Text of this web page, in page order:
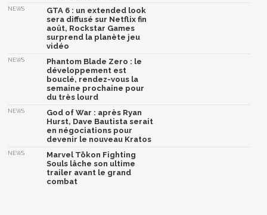
NEWS
GTA 6 : un extended look
sera diffusé sur Netflix fin
août, Rockstar Games
surprend la planète jeu
vidéo
NEWS
Phantom Blade Zero : le
développement est
bouclé, rendez-vous la
semaine prochaine pour
du très lourd
NEWS
God of War : après Ryan
Hurst, Dave Bautista serait
en négociations pour
devenir le nouveau Kratos
NEWS
Marvel Tōkon Fighting
Souls lâche son ultime
trailer avant le grand
combat